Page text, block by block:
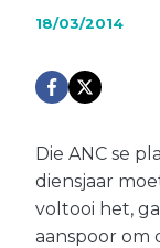
18/03/2014
Die ANC se
diensjaar
voltooi het,
aanspoor om